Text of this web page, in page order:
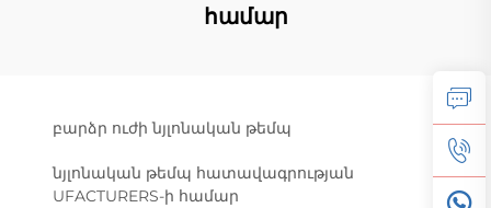
համար
բարձր ուժի նյլոնական թեմպ
նյլոնական թեմպ հատավագրության
UFACTURERS-ի համար